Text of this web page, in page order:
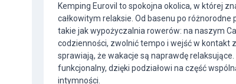
Kemping Eurovil to spokojna okolica, w której
całkowitym relaksie. Od basenu po różnorodne
takie jak wypożyczalnia rowerów: na naszym
codzienności, zwolnić tempo i wejść w kontakt
sprawiają, że wakacje są naprawdę
funkcjonalny, dzięki podziałowi na część
intymności.